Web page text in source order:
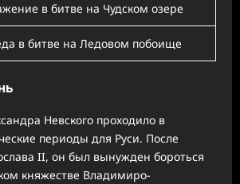
в битве на Чудском озере
в битве на Ледовом побоище
Невского проходило в
периоды для Руси. После
II, он был вынужден бороться
княжестве Владимиро-